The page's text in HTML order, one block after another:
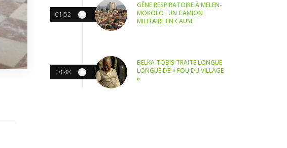
01:52
GÊNE RESPIRATOIRE À MELEN-
MOKOLO : UN CAMION
MILITAIRE EN CAUSE
18:48
BELKA TOBIS TRAITE LONGUE
LONGUE DE « FOU DU VILLAGE
»